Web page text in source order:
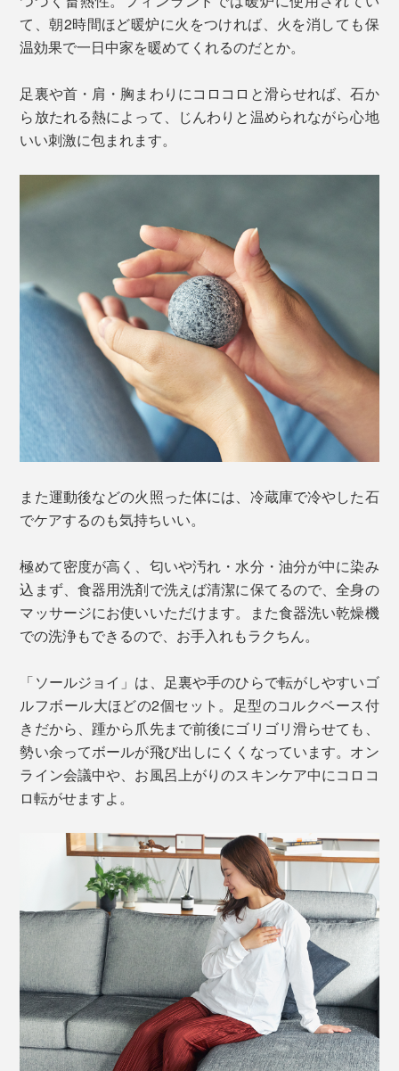
て、朝2時間ほど暖炉に火をつければ、火を消しても保
温効果で一日中家を暖めてくれるのだとか。
足裏や首・肩・胸まわりにコロコロと滑らせれば、石か
ら放たれる熱によって、じんわりと温められながら心地
いい刺激に包まれます。
また運動後などの火照った体には、冷蔵庫で冷やした石
でケアするのも気持ちいい。
極めて密度が高く、匂いや汚れ・水分・油分が中に染み
込まず、食器用洗剤で洗えば清潔に保てるので、全身の
マッサージにお使いいただけます。また食器洗い乾燥機
での洗浄もできるので、お手入れもラクちん。
「ソールジョイ」は、足裏や手のひらで転がしやすいゴ
ルフボール大ほどの2個セット。足型のコルクベース付
きだから、踵から爪先まで前後にゴリゴリ滑らせても、
勢い余ってボールが飛び出しにくくなっています。オン
ライン会議中や、お風呂上がりのスキンケア中にコロコ
ロ転がせますよ。